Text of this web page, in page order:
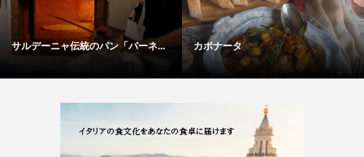
サルデーニャ伝統のパン「パーネ... カポナータ